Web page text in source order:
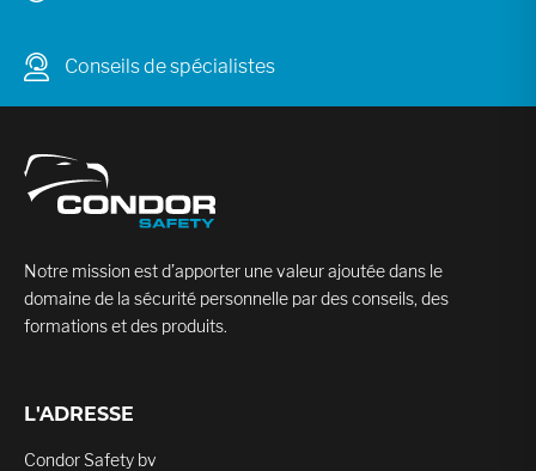
Conseils de spécialistes
Notre mission est d’apporter une valeur ajoutée dans le
domaine de la sécurité personnelle par des conseils, des
formations et des produits.
L'ADRESSE
Condor Safety bv